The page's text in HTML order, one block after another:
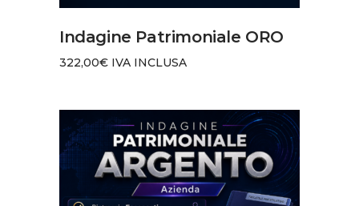
AGGIUNGI AL CARRELLO
Indagine Patrimoniale ORO
322,00€ IVA INCLUSA